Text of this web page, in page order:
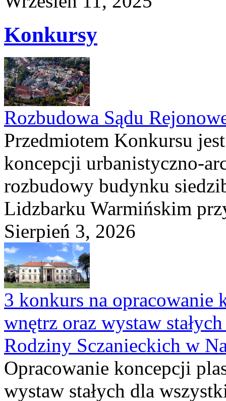
Konkursy
Rozbudowa Sądu
Przedmiotem Konkursu
koncepcji urbanistyczno-
rozbudowy budynku
Lidzbarku Warmińskim
Sierpień 3, 2026
3 konkurs na opracowanie
wnętrz oraz wystaw
Rodziny Sczanieckich w
Opracowanie koncepcji
wystaw stałych dla